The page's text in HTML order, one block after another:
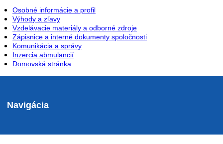
Osobné informácie a profil
Výhody a zľavy
Vzdelávacie materiály a odborné zdroje
Zápisnice a interné dokumenty spoločnosti
Komunikácia a správy
Inzercia abmulancií
Domovská stránka
Navigácia